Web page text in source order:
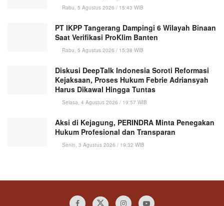
Rabu, 5 Agustus 2026 / 15:43 WIB
PT IKPP Tangerang Dampingi 6 Wilayah Binaan
Saat Verifikasi ProKlim Banten
Rabu, 5 Agustus 2026 / 15:38 WIB
Diskusi DeepTalk Indonesia Soroti Reformasi
Kejaksaan, Proses Hukum Febrie Adriansyah
Harus Dikawal Hingga Tuntas
Selasa, 4 Agustus 2026 / 19:57 WIB
Aksi di Kejagung, PERINDRA Minta Penegakan
Hukum Profesional dan Transparan
Senin, 3 Agustus 2026 / 19:32 WIB